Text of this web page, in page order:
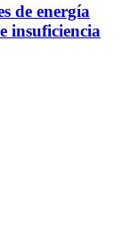
de energía
insuficiencia